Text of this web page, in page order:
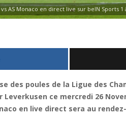
AS Monaco en direct live sur beIN Sports 1
des poules de la Ligue des
ce mercredi 26
en live direct sera au